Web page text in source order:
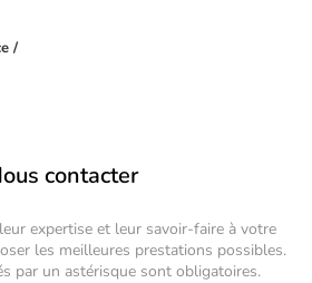
/
contacter
expertise et leur savoir-faire à votre
les meilleures prestations possibles.
par un astérisque sont obligatoires.